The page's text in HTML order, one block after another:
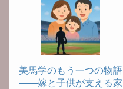
美馬学のもう一つの物語
――嫁と子供が支える家